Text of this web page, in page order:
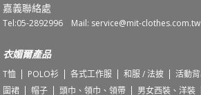
嘉義聯絡處
Tel:05-2892996 Mail: service@mit-clothes.com.tw
衣媚爾產品
T恤 POLO衫 各式工作服 和服 / 法披 活動
圍裙
帽子 頭巾、領巾、領帶 男女西裝、洋裝